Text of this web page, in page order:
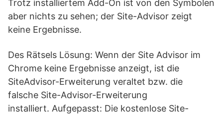
Trotz installiertem Add-On ist von den Symbolen
aber nichts zu sehen; der Site-Advisor zeigt
keine Ergebnisse.
Des Rätsels Lösung: Wenn der Site Advisor im
Chrome keine Ergebnisse anzeigt, ist die
SiteAdvisor-Erweiterung veraltet bzw. die
falsche Site-Advisor-Erweiterung
installiert. Aufgepasst: Die kostenlose Site-